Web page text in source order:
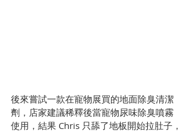
後來嘗試一款在寵物展買的地面除臭清潔
劑，店家建議稀釋後當寵物尿味除臭噴霧
使用，結果 Chris 只舔了地板開始拉肚子，